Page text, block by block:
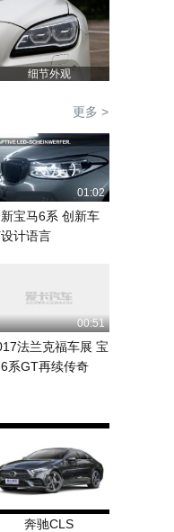
细节外观
更多 >
01:02
宝马6系 创新车
计语言
00:51
法兰克福车展 宝
系GT再续传奇
奔驰CLS